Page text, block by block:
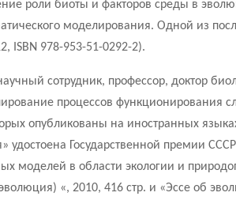
роли биоты и факторов среды в
моделирования. Одной из
ISBN 978-953-51-0292-2).
сотрудник, профессор, доктор
процессов функционирования
опубликованы на иностранных
удостоена Государственной премии
моделей в области экологии и
«, 2010, 416 стр. и «Эссе об